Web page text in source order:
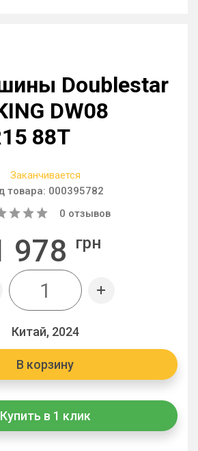
Doublestar
DW08
88T
Заканчивается
товара: 000395782
0 отзывов
978 грн
Китай, 2024
В корзину
Купить в 1 клик